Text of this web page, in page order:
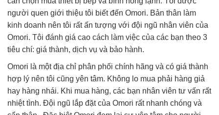
người quen giới thiệu tôi biết đến Omori. Bản thân làm
kinh doanh nên tôi rất ấn tượng với đội ngũ nhân viên của
Omori. Tôi đánh giá cao cách làm việc của các bạn theo 3
tiêu chí: giá thành, dịch vụ và bảo hành.
Omori là một địa chỉ phân phối chính hãng và có giá thành
hợp lý nên tôi cũng yên tâm. Không lo mua phải hàng giả
hay hàng nhái. Khi mua hàng, các bạn nhân viên tư vấn rất
nhiệt tình. Đội ngũ lắp đặt của Omori rất nhanh chóng và